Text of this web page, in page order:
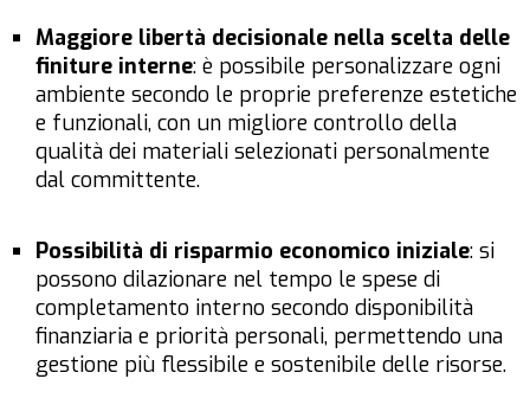
Maggiore libertà decisionale nella scelta delle
finiture interne: è possibile personalizzare ogni
ambiente secondo le proprie preferenze estetiche
e funzionali, con un migliore controllo della
qualità dei materiali selezionati personalmente
dal committente.
Possibilità di risparmio economico iniziale: si
possono dilazionare nel tempo le spese di
completamento interno secondo disponibilità
finanziaria e priorità personali, permettendo una
gestione più flessibile e sostenibile delle risorse.